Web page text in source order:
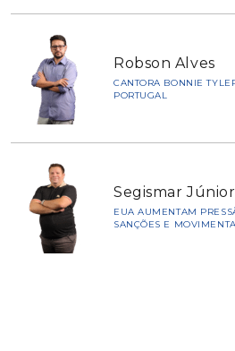
Robson Alves
CANTORA BONNIE
PORTUGAL
Segismar Júnior
EUA AUMENTAM
SANÇÕES E